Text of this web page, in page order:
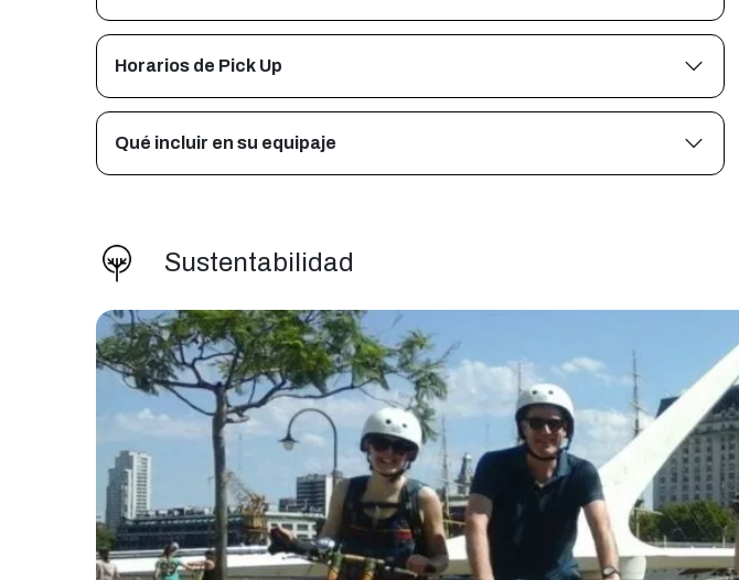
Horarios de Pick Up
Qué incluir en su equipaje
Sustentabilidad